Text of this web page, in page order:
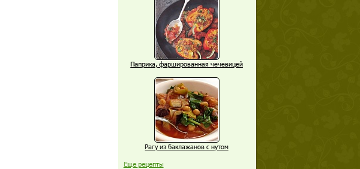
Паприка, фаршированная чечевицей
Рагу из баклажанов с нутом
Еще рецепты